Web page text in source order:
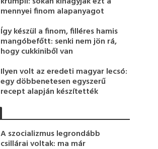
mennyei finom alapanyagot
Így készül a finom, filléres hamis
mangóbefőtt: senki nem jön rá,
hogy cukkiniből van
Ilyen volt az eredeti magyar lecsó:
egy döbbenetesen egyszerű
recept alapján készítették
A szocializmus legrondább
csillárai voltak: ma már